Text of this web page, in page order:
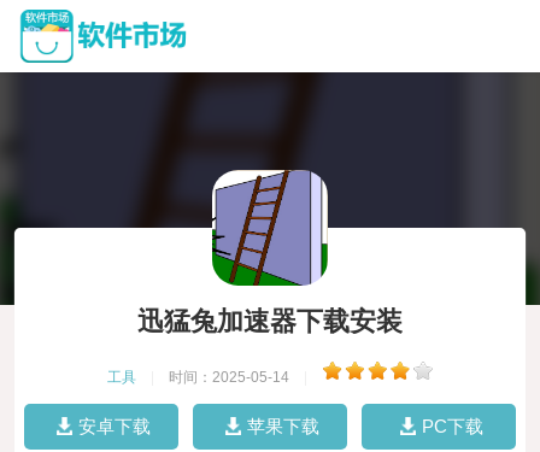
迅猛兔加速器下载安装
工具 时间：2025-05-14
安卓下载 苹果下载 PC下载